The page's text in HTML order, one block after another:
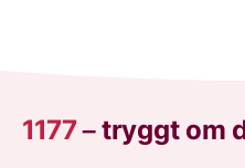
1177–tryggt om